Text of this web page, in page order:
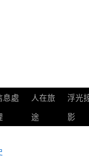
息處
人在旅
途
浮光
影